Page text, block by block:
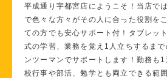
平成通り宇都宮店にようこそ！当店で
で色々な方々がその人に合った役割を
ての方でも安心サポート付！タブレッ
式の学習、業務を覚え1人立ちするま
ンツーマンでサポートします！勤務も
校行事や部活、勉学とも両立できる範